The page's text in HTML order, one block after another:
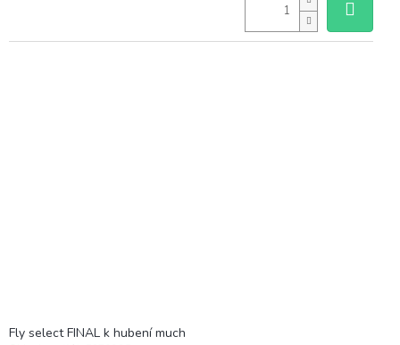
Fly select FINAL k hubení much